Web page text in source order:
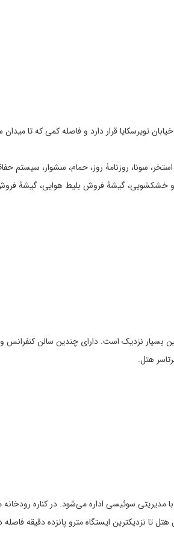
است که در پایین خیابان تویرسکایا قرار دارد و فاصله
استخر، سونا، روزنامۀ روز، حمام، سشوار، سیستم
و خشکشویی، گیشۀ فروش بلیط هوایی، گیشۀ
سرخ و کاخ کرملین بسیار نزدیک است. دارای چندین
سال 1898 ساخته شده است و هم اکنون دارای 200 اتاق است و با مدیریتی
تا نزدیکترین ایستگاه مترو پانزده دقیقه